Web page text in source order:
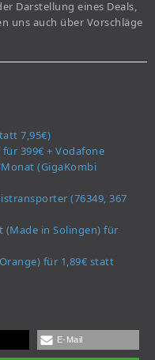
Darstellung eines Deals,
uns auch über Vorschläge
7,95€)
399€ + Vodafone
(GigaKombi
(76349, 367
(Made in Solingen) für
für 1,89€ statt
E-Mail